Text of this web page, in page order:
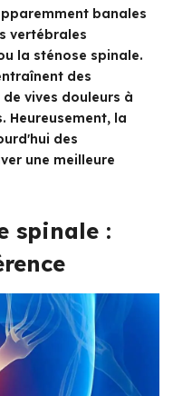
banales
vertébrales
la sténose spinale.
des
vives douleurs à
Heureusement, la
des
une meilleure
spinale :